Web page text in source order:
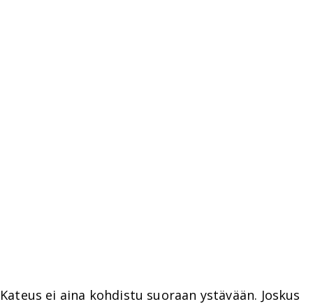
Kateus ei aina kohdistu suoraan ystävään. Joskus